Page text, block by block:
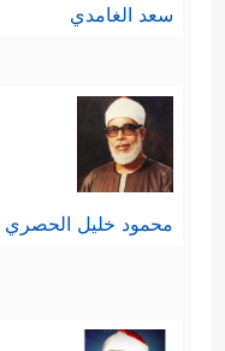
سعد الغامدي
محمود خليل الحصري